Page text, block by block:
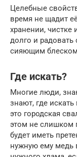
Целебные
время не щадит
хранении, чистке
долго и
сияющим
Где искать?
Многие люди,
знают, где
это городская
этом не слишком
будет иметь
нужную ему медь